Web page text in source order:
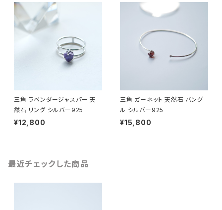
三角 ラベンダージャスパー 天
然石 リング シルバー925
¥12,800
三角 ガーネット 天然石 バング
ル シルバー925
¥15,800
最近チェックした商品